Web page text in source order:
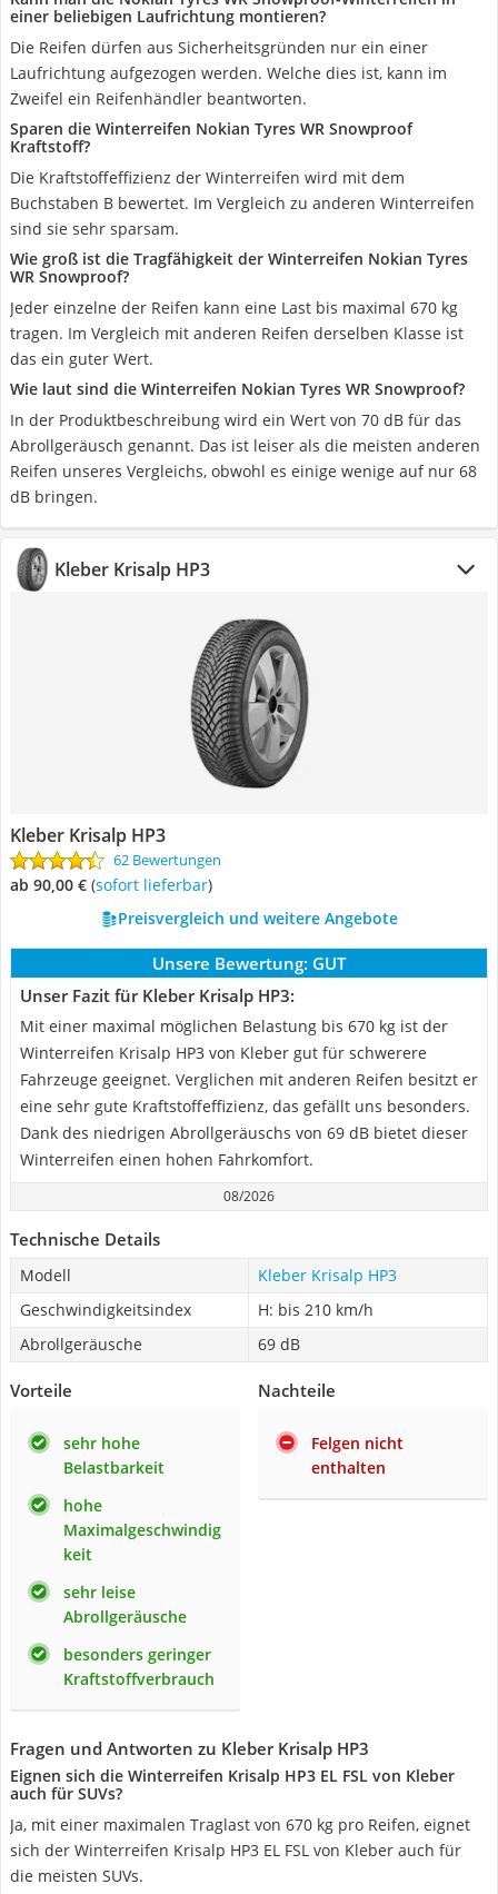
einer beliebigen Laufrichtung montieren?
Die Reifen dürfen aus Sicherheitsgründen nur ein einer
Laufrichtung aufgezogen werden. Welche dies ist, kann im
Zweifel ein Reifenhändler beantworten.
Sparen die Winterreifen Nokian Tyres WR Snowproof
Kraftstoff?
Die Kraftstoffeffizienz der Winterreifen wird mit dem
Buchstaben B bewertet. Im Vergleich zu anderen Winterreifen
sind sie sehr sparsam.
Wie groß ist die Tragfähigkeit der Winterreifen Nokian Tyres
WR Snowproof?
Jeder einzelne der Reifen kann eine Last bis maximal 670 kg
tragen. Im Vergleich mit anderen Reifen derselben Klasse ist
das ein guter Wert.
Wie laut sind die Winterreifen Nokian Tyres WR Snowproof?
In der Produktbeschreibung wird ein Wert von 70 dB für das
Abrollgeräusch genannt. Das ist leiser als die meisten anderen
Reifen unseres Vergleichs, obwohl es einige wenige auf nur 68
dB bringen.
Kleber Krisalp HP3
Kleber Krisalp HP3
62 Bewertungen
ab 90,00 € ( Sofort lieferbar)
Preisvergleich und weitere Angebote
Unsere Bewertung: GUT
Unser Fazit für Kleber Krisalp HP3:
Mit einer maximal möglichen Belastung bis 670 kg ist der
Winterreifen Krisalp HP3 von Kleber gut für schwerere
Fahrzeuge geeignet. Verglichen mit anderen Reifen besitzt er
eine sehr gute Kraftstoffeffizienz, das gefällt uns besonders.
Dank des niedrigen Abrollgeräuschs von 69 dB bietet dieser
Winterreifen einen hohen Fahrkomfort.
08/2026
Technische Details
Modell
Kleber Krisalp HP3
Geschwindigkeitsindex
H: bis 210 km/h
Abrollgeräusche
69 dB
Vorteile
sehr hohe
Belastbarkeit
hohe
Maximalgeschwindig
keit
sehr leise
Abrollgeräusche
besonders geringer
Kraftstoffverbrauch
Nachteile
Felgen nicht
enthalten
Fragen und Antworten zu Kleber Krisalp HP3
Eignen sich die Winterreifen Krisalp HP3 EL FSL von Kleber
auch für SUVs?
Ja, mit einer maximalen Traglast von 670 kg pro Reifen, eignet
sich der Winterreifen Krisalp HP3 EL FSL von Kleber auch für
die meisten SUVs.